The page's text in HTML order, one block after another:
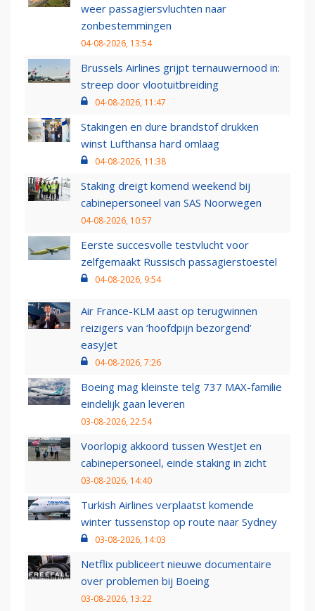
weer passagiersvluchten naar
zonbestemmingen
04-08-2026, 13:54
Brussels Airlines grijpt ternauwernood in:
streep door vlootuitbreiding
04-08-2026, 11:47
Stakingen en dure brandstof drukken
winst Lufthansa hard omlaag
04-08-2026, 11:38
Staking dreigt komend weekend bij
cabinepersoneel van SAS Noorwegen
04-08-2026, 10:57
Eerste succesvolle testvlucht voor
zelfgemaakt Russisch passagierstoestel
04-08-2026, 9:54
Air France-KLM aast op terugwinnen
reizigers van ‘hoofdpijn bezorgend’
easyJet
04-08-2026, 7:26
Boeing mag kleinste telg 737 MAX-familie
eindelijk gaan leveren
03-08-2026, 22:54
Voorlopig akkoord tussen WestJet en
cabinepersoneel, einde staking in zicht
03-08-2026, 14:40
Turkish Airlines verplaatst komende
winter tussenstop op route naar Sydney
03-08-2026, 14:03
Netflix publiceert nieuwe documentaire
over problemen bij Boeing
03-08-2026, 13:22